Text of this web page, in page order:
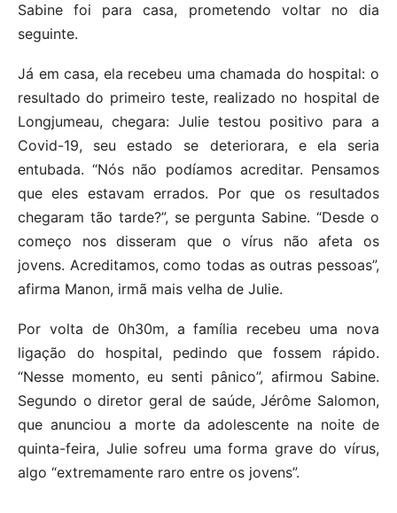
Sabine foi para casa, prometendo voltar no dia
seguinte.
Já em casa, ela recebeu uma chamada do hospital: o
resultado do primeiro teste, realizado no hospital de
Longjumeau, chegara: Julie testou positivo para a
Covid-19, seu estado se deteriorara, e ela seria
entubada. “Nós não podíamos acreditar. Pensamos
que eles estavam errados. Por que os resultados
chegaram tão tarde?”, se pergunta Sabine. “Desde o
começo nos disseram que o vírus não afeta os
jovens. Acreditamos, como todas as outras pessoas”,
afirma Manon, irmã mais velha de Julie.
Por volta de 0h30m, a família recebeu uma nova
ligação do hospital, pedindo que fossem rápido.
“Nesse momento, eu senti pânico”, afirmou Sabine.
Segundo o diretor geral de saúde, Jérôme Salomon,
que anunciou a morte da adolescente na noite de
quinta-feira, Julie sofreu uma forma grave do vírus,
algo “extremamente raro entre os jovens”.